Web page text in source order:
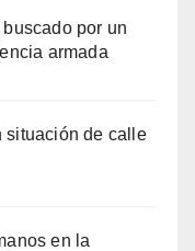
buscado por un
armada
situación de calle
en la